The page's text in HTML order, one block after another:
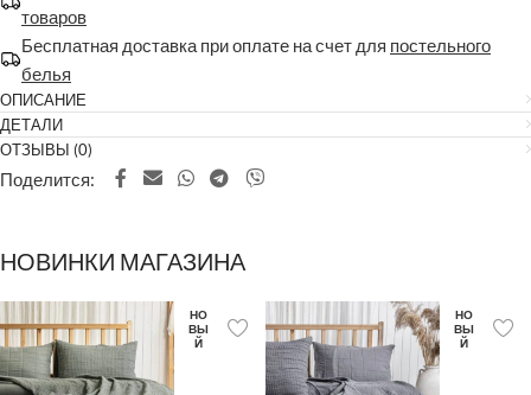
товаров
Бесплатная доставка при оплате на счет для постельного
белья
ОПИСАНИЕ
ДЕТАЛИ
ОТЗЫВЫ (0)
Поделится:
НОВИНКИ МАГАЗИНА
НО
ВЫ
Й
НО
ВЫ
Й